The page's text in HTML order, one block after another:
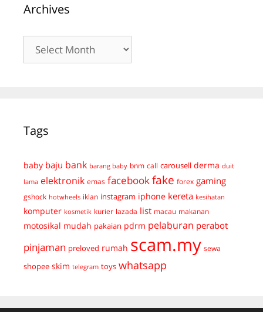
Archives
Archives
Tags
baby baju bank barang baby bnm call carousell derma duit
lama elektronik emas facebookfake forex gaming
gshock hotwheels iklan instagram iphone kereta kesihatan
komputer kosmetik kurier lazada list macau makanan
motosikal mudah pakaian pdrm pelaburan perabot
pinjaman preloved rumah scam.my sewa
shopee skim telegram toys whatsapp